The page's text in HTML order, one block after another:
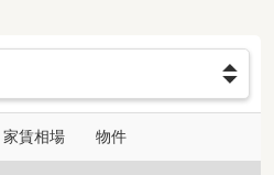
家賃相場 物件